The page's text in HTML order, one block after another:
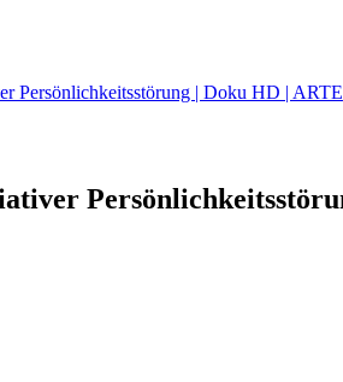
Persönlichkeitsstörung | Doku HD | ARTE